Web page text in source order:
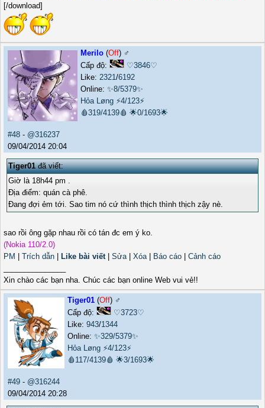
[/download]
Merilo (Off) ♂️
Cấp độ:
♡3846♡
Like:2321/6192
Online:✨8/5379✨
Hỏa Løng ⚡4/123⚡
🩸319/4139🩸 🌟0/1693🌟
#48 - @316237
09/04/2014 20:04
Tiger01đã viết:
Giờ là 18h44 pm .
Địa điểm: quán cà phê.
Đang đợi ẻm tới. Sao tim nó cứ thình thịch thình thịch zậy nè.
sao rồi ông gặp nhau rồi có tán đc em ý ko.
(Nokia 110/2.0)
PM
Trích dẫn Like bài viết| Sửa| Xóa| Báo cáo
Cảnh cáo
Xin chào các bạn nha. Chúc các bạn online Web vui vẻ!!
Tiger01 (Off) ♂️
Cấp độ:
♡3723♡
Like:943/1344
Online:✨329/5379✨
Hỏa Løng ⚡4/123⚡
🩸117/4139🩸 🌟3/1693🌟
#49 - @316244
09/04/2014 20:28